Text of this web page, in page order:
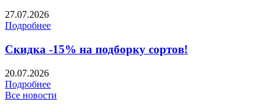
27.07.2026
Подробнее
Скидка -15% на подборку сортов!
20.07.2026
Подробнее
Все новости